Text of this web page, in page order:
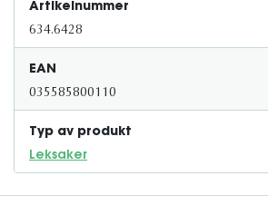
Artikelnummer
634.6428
EAN
035585800110
Typ av produkt
Leksaker